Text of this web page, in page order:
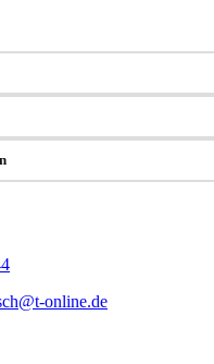
online.de